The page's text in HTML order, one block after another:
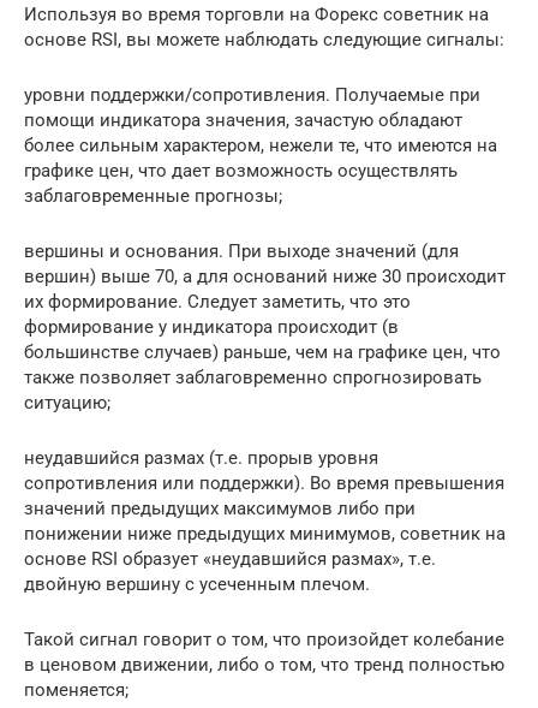
Используя во время торговли на Форекс советник на
основе RSI, вы можете наблюдать следующие сигналы:
уровни поддержки/сопротивления. Получаемые при
помощи индикатора значения, зачастую обладают
более сильным характером, нежели те, что имеются на
графике цен, что дает возможность осуществлять
заблаговременные прогнозы;
вершины и основания. При выходе значений (для
вершин) выше 70, а для оснований ниже 30 происходит
их формирование. Следует заметить, что это
формирование у индикатора происходит (в
большинстве случаев) раньше, чем на графике цен, что
также позволяет заблаговременно спрогнозировать
ситуацию;
неудавшийся размах (т.е. прорыв уровня
сопротивления или поддержки). Во время превышения
значений предыдущих максимумов либо при
понижении ниже предыдущих минимумов, советник на
основе RSI образует «неудавшийся размах», т.е.
двойную вершину с усеченным плечом.
Такой сигнал говорит о том, что произойдет колебание
в ценовом движении, либо о том, что тренд полностью
поменяется;